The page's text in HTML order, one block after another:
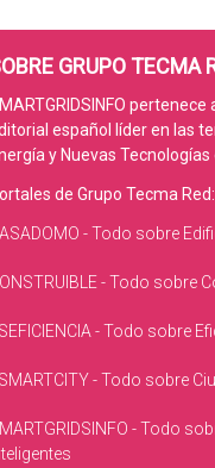
GRUPO TECMA
pertenece
español líder en las
y Nuevas Tecnologías
de Grupo Tecma Red:
- Todo sobre
- Todo sobre
- Todo sobre
- Todo sobre
- Todo